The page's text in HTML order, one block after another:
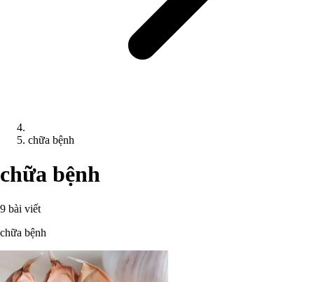
chữa bệnh
chữa bệnh
9 bài viết
chữa bệnh